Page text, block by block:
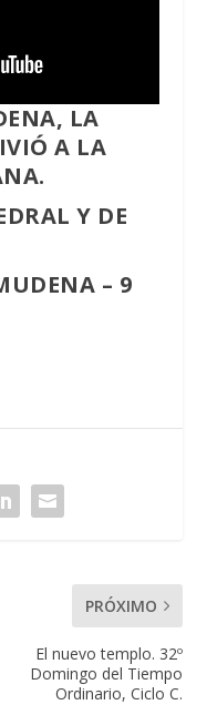
LA
A LA
Y DE
– 9
PRÓXIMO
El nuevo templo. 32º
Domingo del Tiempo
Ordinario, Ciclo C.